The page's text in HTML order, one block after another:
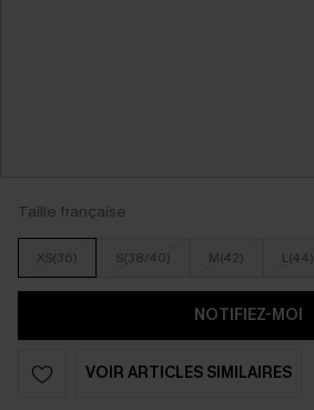
Taille française
XS(36) S(38/40) M(42) L(44)
NOTIFIEZ-MOI
VOIR ARTICLES SIMILAIRES